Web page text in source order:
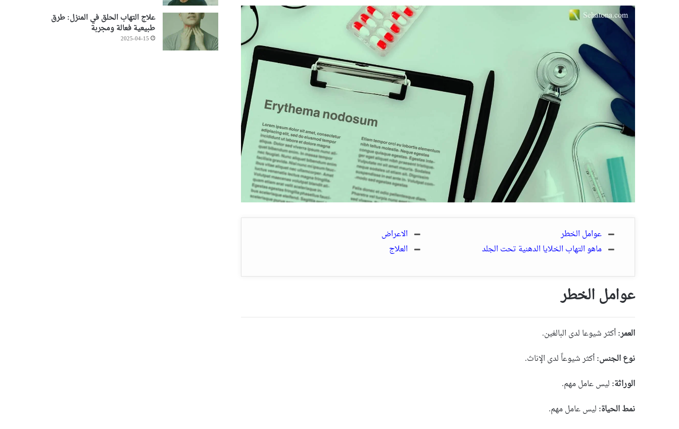
عوامل الخطر
ماهو التهاب الخلايا الدهنية تحت الجلد
الاعراض
العلاج
عوامل الخطر
العمر:أكثر شيوعا لدى البالغين.
نوع الجنس:أكثر شيوعاً لدى الإناث.
الوراثة: ليس عامل مهم.
نمط الحياة: ليس عامل مهم.
علاج التهاب الحلق في المنزل: طرق
طبيعية فعالة ومجربة
2025-04-15